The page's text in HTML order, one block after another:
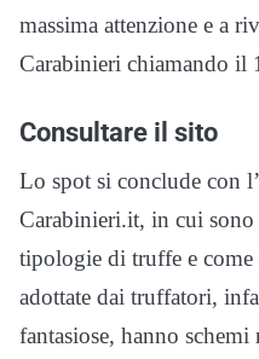
massima attenzione e a
Carabinieri chiamando il
Consultare il sito
Lo spot si conclude con
Carabinieri.it, in cui
tipologie di truffe e come
adottate dai truffatori,
fantasiose, hanno